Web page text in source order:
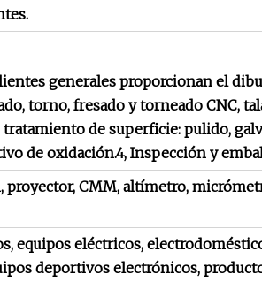
generales proporcionan el
torno, fresado y torneado CNC,
tratamiento de superficie: pulido,
de oxidación.4, Inspección y
CMM, altímetro,
equipos eléctricos,
deportivos electrónicos,